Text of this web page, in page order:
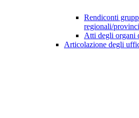
Rendiconti
regionali/
Atti degli organi
Articolazione degli